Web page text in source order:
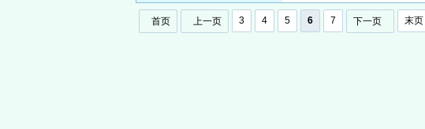
首页 上一页 3 4 5 6 7 下一页 末页